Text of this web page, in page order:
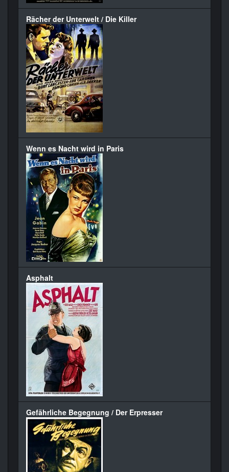
Rächer der Unterwelt / Die Killer
Wenn es Nacht wird in Paris
Asphalt
Gefährliche Begegnung / Der Erpresser